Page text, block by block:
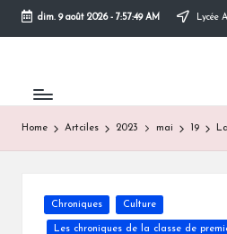
Skip
dim. 9 août 2026- 7:57:49 AM Lycée
Home Artciles 2023 mai 19
Posted
in
Chroniques Culture
Les chroniques de la classe de